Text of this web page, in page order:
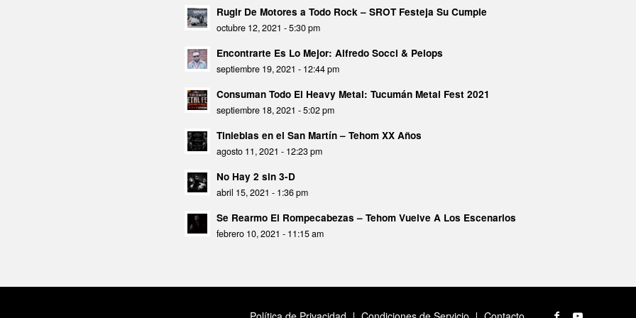
Rugir De Motores a Todo Rock – SROT Festeja Su Cumple
octubre 12, 2021 - 5:30 pm
Encontrarte Es Lo Mejor: Alfredo Socci & Pelops
septiembre 19, 2021 - 12:44 pm
Consuman Todo El Heavy Metal: Tucumán Metal Fest 2021
septiembre 18, 2021 - 5:02 pm
Tinieblas en el San Martín – Tehom XX Años
agosto 11, 2021 - 12:23 pm
No Hay 2 sin 3-D
abril 15, 2021 - 1:36 pm
Se Rearmo El Rompecabezas – Tehom Vuelve A Los Escenarios
febrero 10, 2021 - 11:15 am